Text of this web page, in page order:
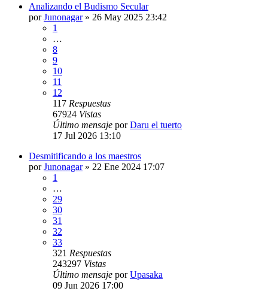
Analizando el Budismo Secular
porJunonagar» 26 May 2025 23:42
1
…
8
9
10
11
12
117 Respuestas
67924 Vistas
Último mensaje porDaru el tuerto
17 Jul 2026 13:10
Desmitificando a los maestros
porJunonagar» 22 Ene 2024 17:07
1
…
29
30
31
32
33
321 Respuestas
243297 Vistas
Último mensaje porUpasaka
09 Jun 2026 17:00